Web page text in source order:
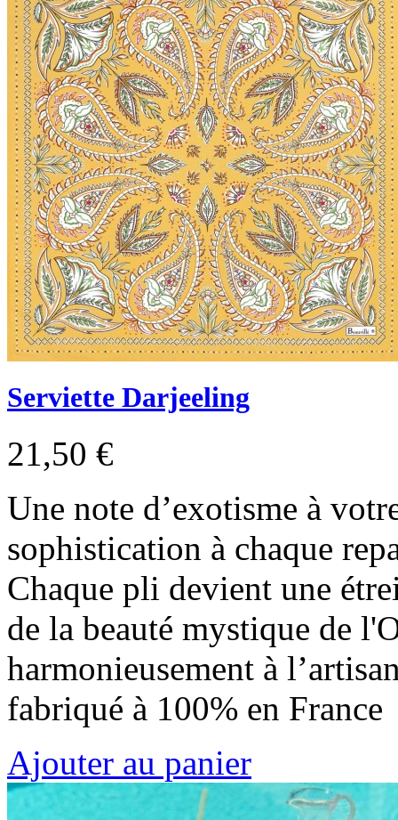
Serviette Darjeeling
21,50 €
Une note d’exotisme à
sophistication à chaque
Chaque pli devient une
de la beauté mystique de
harmonieusement à
fabriqué à 100% en France
Ajouter au panier